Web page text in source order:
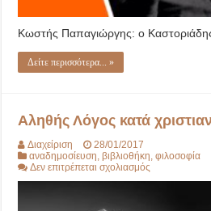
Κωστής Παπαγιώργης: ο Καστοριάδης
Δείτε περισσότερα... »
Αληθής Λόγος κατά
Διαχείριση
28/01/2017
αναδημοσίευση,βιβλιοθήκη,φιλοσοφία
Δεν επιτρέπεται σχολιασμός